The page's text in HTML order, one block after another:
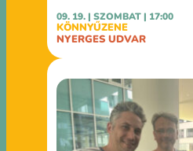
09. 19. | SZOMBAT | 17:00
KÖNNYŰZENE
NYERGES UDVAR